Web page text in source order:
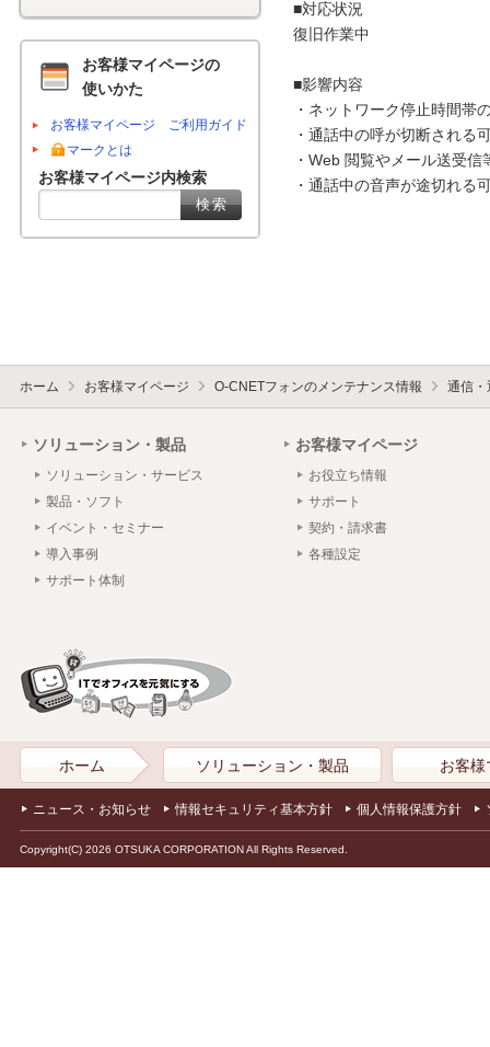
■対応状況
復旧作業中
■影響内容
・ネットワーク停止時間帯
・通話中の呼が切断される
・Web 閲覧やメール送受
・通話中の音声が途切れる
お客様マイページの
使いかた
お客様マイページ ご利用ガイド
マークとは
お客様マイページ内検索
ホーム お客様マイページ O-CNETフォンのメンテナンス情報 通信・
ソリューション・製品
ソリューション・サービス
製品・ソフト
イベント・セミナー
導入事例
サポート体制
お客様マイページ
お役立ち情報
サポート
契約・請求書
各種設定
ホーム ソリューション・製品 お客様
ニュース・お知らせ 情報セキュリティ基本方針 個人情報保護方針
Copyright(C) 2026 OTSUKA CORPORATION All Rights Reserved.